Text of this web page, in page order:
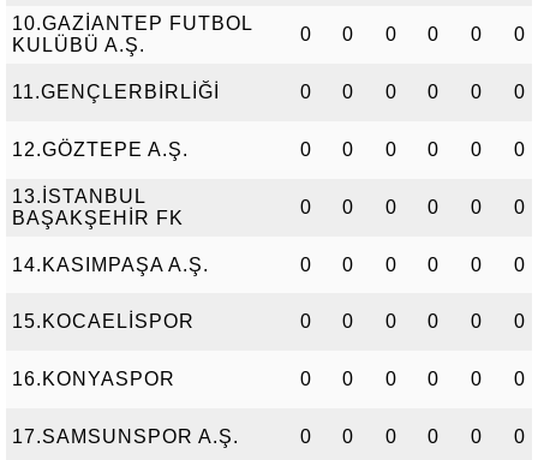
10.GAZİANTEP FUTBOL
KULÜBÜ A.Ş.
0 0 0 0 0 0
11.GENÇLERBİRLİĞİ 0 0 0 0 0 0
12.GÖZTEPE A.Ş. 0 0 0 0 0 0
13.İSTANBUL
BAŞAKŞEHİR FK
0 0 0 0 0 0
14.KASIMPAŞA A.Ş. 0 0 0 0 0 0
15.KOCAELİSPOR 0 0 0 0 0 0
16.KONYASPOR 0 0 0 0 0 0
17.SAMSUNSPOR A.Ş. 0 0 0 0 0 0